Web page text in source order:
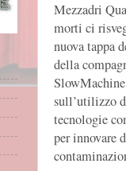
Mezzadri
morti ci
nuova tappa
della
SlowMachine
sull’utilizzo
tecnologie
per innovare